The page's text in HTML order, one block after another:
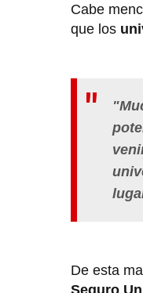
Cabe
que los
De esta